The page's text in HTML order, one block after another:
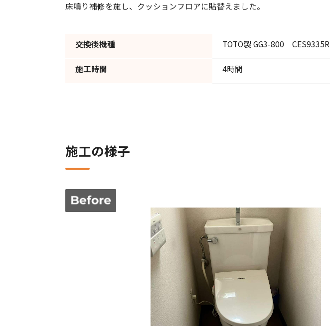
床鳴り補修を施し、クッションフロアに貼替えました。
交換後機種 TOTO製 GG3-800 CES9335R
施工時間 4時間
施工の様子